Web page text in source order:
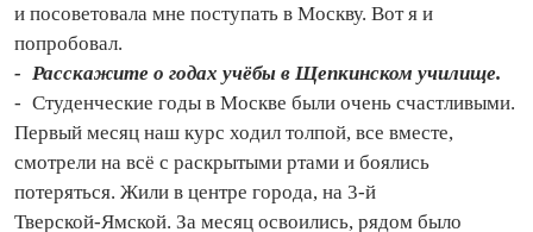
и посоветовала мне поступать в Москву. Вот я и
попробовал.
- Расскажите о годах учёбы в Щепкинском училище.
- Студенческие годы в Москве были очень счастливыми.
Первый месяц наш курс ходил толпой, все вместе,
смотрели на всё с раскрытыми ртами и боялись
потеряться. Жили в центре города, на 3‑й
Тверской‑Ямской. За месяц освоились, рядом было